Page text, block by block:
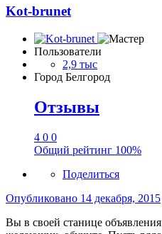
Kot-brunet
Пользователи
2,9 тыс
Город Белгород
Отзывы
4 0 0
Общий рейтинг 100%
Поделиться
Опубликовано 14 декабря, 2015
Вы в своей станице